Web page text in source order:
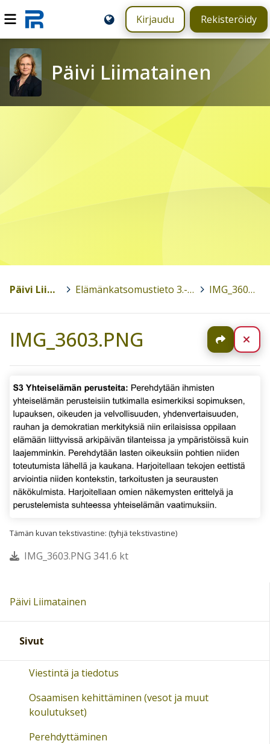
Kirjaudu Rekisteröidy
Päivi Liimatainen
Päivi Liimatainen Elämänkatsomustieto 3.-6.luokat 2017-2018 > IMG_3603.PNG
IMG_3603.PNG Jaa
Tämän kuvan tekstivastine: (tyhjä tekstivastine)
IMG_3603.PNG 341.6 kt
Päivi Liimatainen
Sivut
Viestintä ja tiedotus
Osaamisen kehittäminen (vesot ja muut
koulutukset)
Perehdyttäminen